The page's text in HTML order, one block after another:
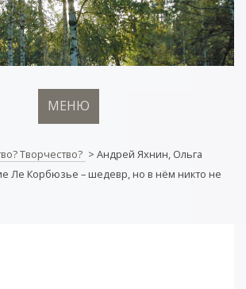
МЕНЮ
Творчество? > Андрей Яхнин, Ольга
Ле Корбюзье – шедевр, но в нём никто не